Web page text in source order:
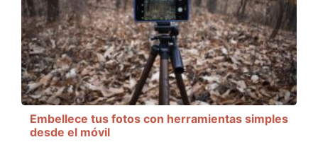
Embellece tus fotos con herramientas simples
desde el móvil